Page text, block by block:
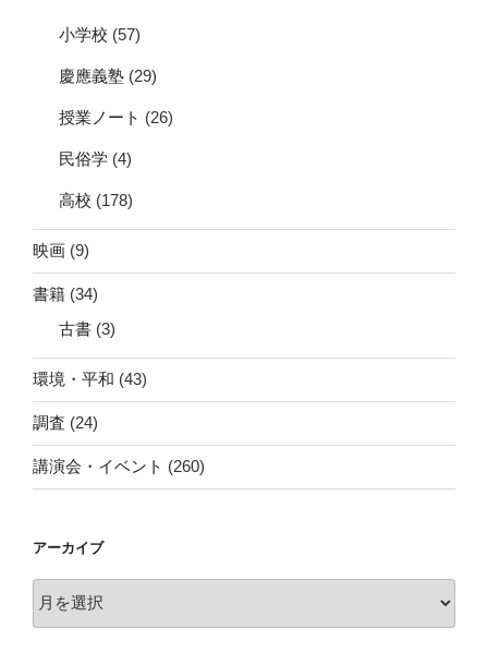
小学校 (57)
慶應義塾 (29)
授業ノート (26)
民俗学 (4)
高校 (178)
映画 (9)
書籍 (34)
古書 (3)
環境・平和 (43)
調査 (24)
講演会・イベント (260)
アーカイブ
ー